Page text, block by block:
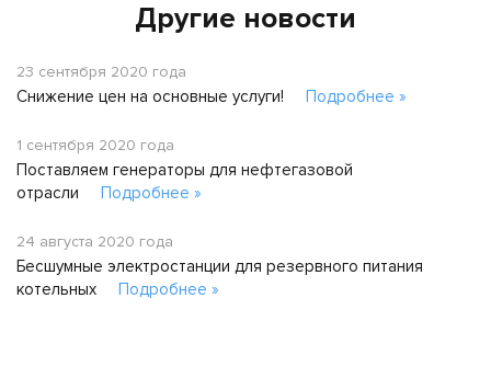
Другие новости
23 сентября 2020 года
Снижение цен на основные услуги! Подробнее »
1 сентября 2020 года
Поставляем генераторы для нефтегазовой
отрасли
Подробнее »
24 августа 2020 года
Бесшумные электростанции для резервного питания
котельных
Подробнее »